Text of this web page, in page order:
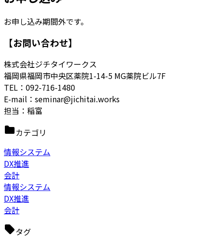
お申し込み期間外です。
【お問い合わせ】
株式会社ジチタイワークス
福岡県福岡市中央区薬院1-14-5 MG薬院ビル7F
TEL：092-716-1480
E-mail：seminar@jichitai.works
担当： 稲富
カテゴリ
情報システム
DX推進
会計
情報システム
DX推進
会計
タグ